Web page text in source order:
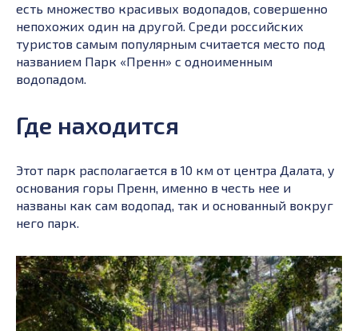
есть множество красивых водопадов, совершенно
непохожих один на другой. Среди российских
туристов самым популярным считается место под
названием Парк «Пренн» с одноименным
водопадом.
Где находится
Этот парк располагается в 10 км от центра Далата, у
основания горы Пренн, именно в честь нее и
названы как сам водопад, так и основанный вокруг
него парк.